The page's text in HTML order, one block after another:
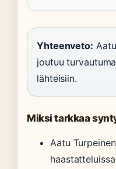
Yhteenveto:
joutuu
lähteisiin.
Miksi tarkkaa
Aatu